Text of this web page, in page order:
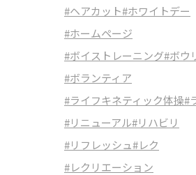
#ヘアカット#ホワイトデー
#ホームページ
#ボイストレーニング#ボウ
#ボランティア
#ライフキネティック体操#
#リニューアル#リハビリ
#リフレッシュ#レク
#レクリエーション